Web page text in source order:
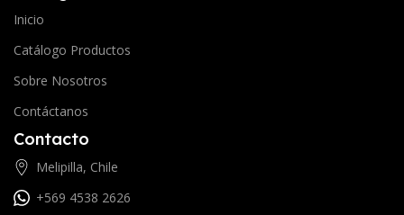
Inicio
Catálogo Productos
Sobre Nosotros
Contáctanos
Contacto
Melipilla, Chile
+569 4538 2626